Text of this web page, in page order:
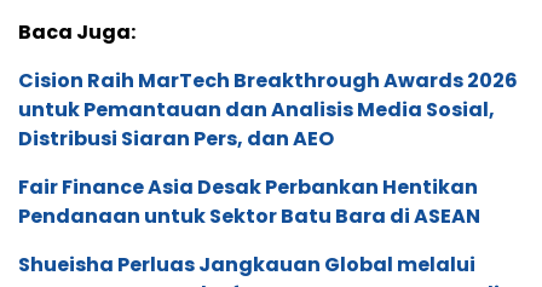
Baca Juga:
Cision Raih MarTech Breakthrough Awards 2026
untuk Pemantauan dan Analisis Media Sosial,
Distribusi Siaran Pers, dan AEO
Fair Finance Asia Desak Perbankan Hentikan
Pendanaan untuk Sektor Batu Bara di ASEAN
Shueisha Perluas Jangkauan Global melalui